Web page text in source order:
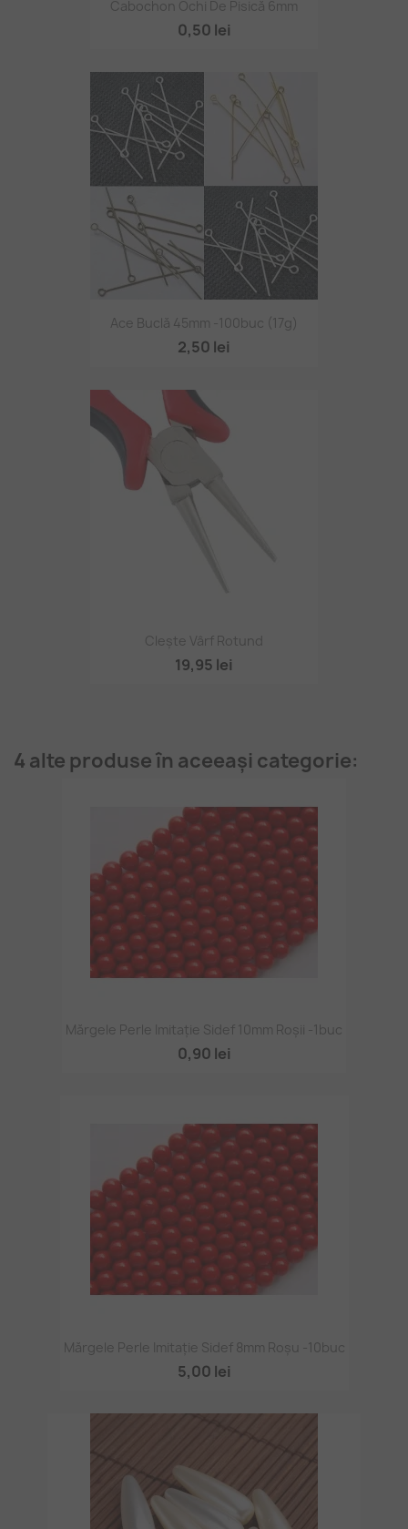
Cabochon Ochi De Pisică 6mm
0,50 lei
Ace Buclă 45mm -100buc (17g)
2,50 lei
Clește Vârf Rotund
19,95 lei
4 alte produse în aceeași categorie:
Mărgele Perle Imitație Sidef 10mm Roșii -1buc
0,90 lei
Mărgele Perle Imitație Sidef 8mm Roșu -10buc
5,00 lei